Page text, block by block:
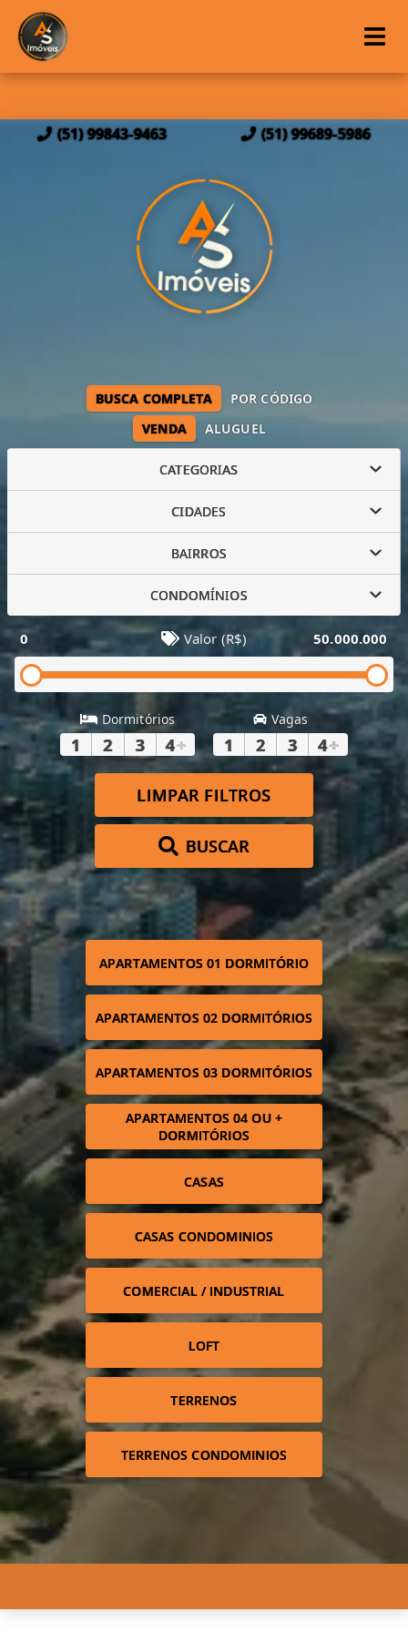
(51) 99843-9463 (51) 99689-5986
VENDA ALUGUEL
BUSCA COMPLETA POR CÓDIGO
CATEGORIAS
CIDADES
BAIRROS
CONDOMÍNIOS
0 Valor (R$) 50.000.000
Dormitórios
1 2 3 4+
Vagas
1 2 3 4+
LIMPAR FILTROS
BUSCAR
APARTAMENTOS 01 DORMITÓRIO
APARTAMENTOS 02 DORMITÓRIOS
APARTAMENTOS 03 DORMITÓRIOS
APARTAMENTOS 04 OU +
DORMITÓRIOS
CASAS
CASAS CONDOMINIOS
COMERCIAL / INDUSTRIAL
LOFT
TERRENOS
TERRENOS CONDOMINIOS